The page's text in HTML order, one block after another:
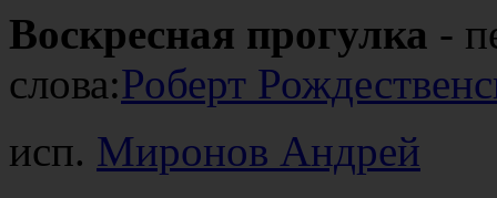
Воскресная прогулка -
слова:Роберт
исп. Миронов Андрей